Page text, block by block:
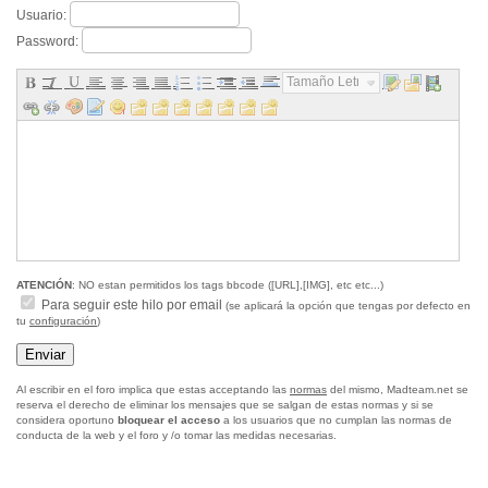
Usuario:
Password:
Tamaño Letra...
ATENCIÓN: NO estan permitidos los tags bbcode ([URL],[IMG], etc etc...)
Para seguir este hilo por email
(se aplicará la opción que tengas por defecto en
tu configuración)
Al escribir en el foro implica que estas acceptando las normas del mismo, Madteam.net se
reserva el derecho de eliminar los mensajes que se salgan de estas normas y si se
considera oportuno bloquear el acceso a los usuarios que no cumplan las normas de
conducta de la web y el foro y /o tomar las medidas necesarias.